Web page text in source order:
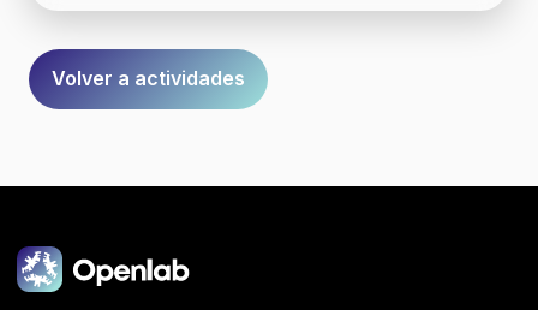
Volver a actividades